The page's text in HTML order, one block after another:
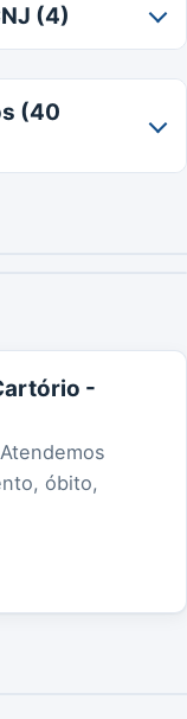
(4)
(40
-
óbito,